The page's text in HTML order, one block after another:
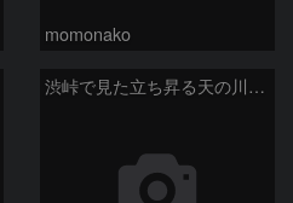
momonako
渋峠で見た立ち昇る天の川銀河